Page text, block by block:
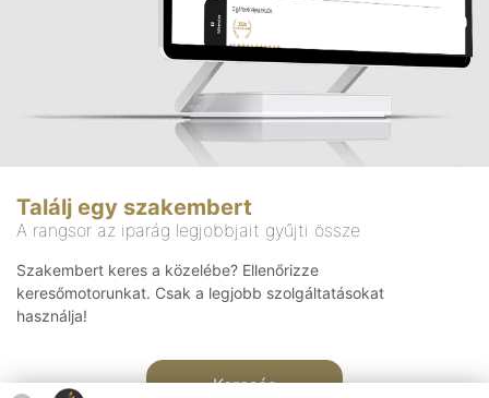
Találj egy szakembert
A rangsor az iparág legjobbjait gyűjti össze
Szakembert keres a közelébe? Ellenőrizze
keresőmotorunkat. Csak a legjobb szolgáltatásokat
használja!
Keresés